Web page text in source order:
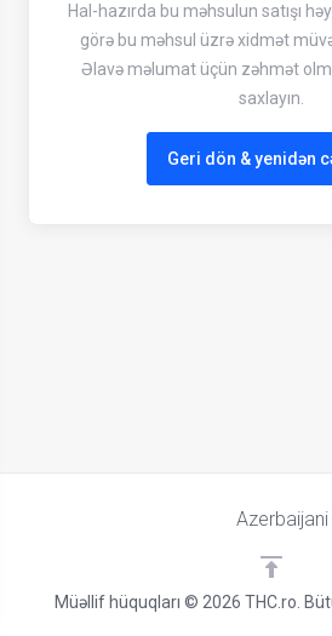
Hal-hazırda bu məhsulun satışı
görə bu məhsul üzrə xidmət
Əlavə məlumat üçün zəhmət
saxlayın.
Geri dön & yenidən
Müəllif hüquqları © 2026 THC.ro.
Azerbaijani